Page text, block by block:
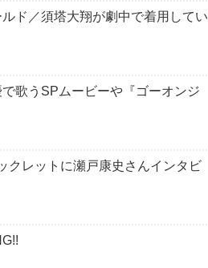
ド／須塔大翔が劇中で着用してい
歌うSPムービーや『ゴーオンジ
クレットに瀬戸康史さんインタビ